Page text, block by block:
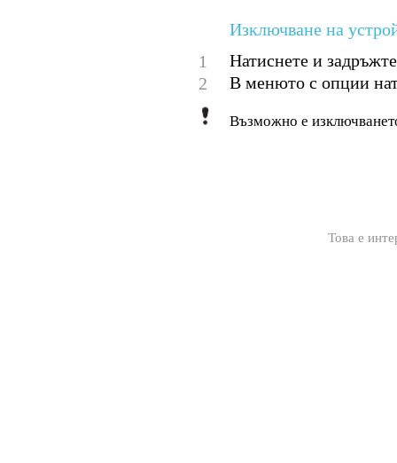
Изключване на
1
Натиснете и
2
В менюто с опции
Възможно е
Това е